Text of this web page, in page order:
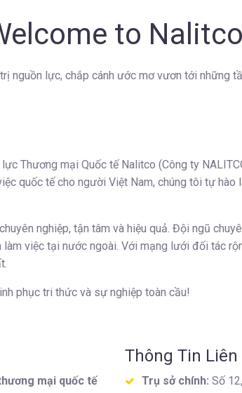
to Nalitco
nguồn lực, chắp cánh ước mơ vươn tới những
Thương mại Quốc tế Nalitco (Công ty
quốc tế cho người Việt Nam, chúng tôi tự
nghiệp, tận tâm và hiệu quả. Đội ngũ
việc tại nước ngoài. Với mạng lưới đối tác
phục tri thức và sự nghiệp toàn cầu!
mại quốc tế
Thông Tin Liên
Trụ sở chính: Số